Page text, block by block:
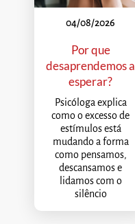
04/08/2026
Por que
desaprendemos a
esperar?
Psicóloga explica
como o excesso de
estímulos está
mudando a forma
como pensamos,
descansamos e
lidamos com o
silêncio